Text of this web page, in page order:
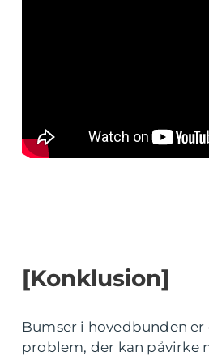
[Konklusion]
Bumser i hovedbunden
problem, der kan påvirke